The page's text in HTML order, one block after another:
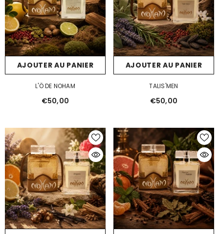
AJOUTER AU PANIER
L'Ö DE NOHAM
€50,00
AJOUTER AU PANIER
TALIS'MEN
€50,00